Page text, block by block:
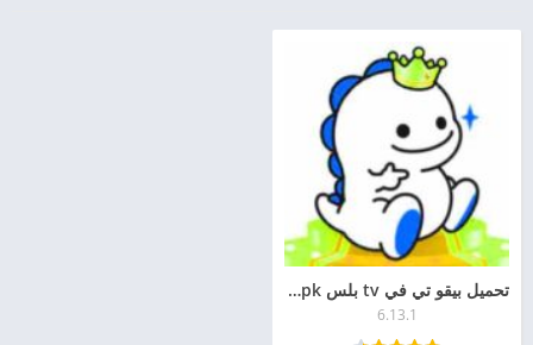
تحميل بيقو تي في tv بلس bigo live apk للاندرويد وللايفون
6.13.1